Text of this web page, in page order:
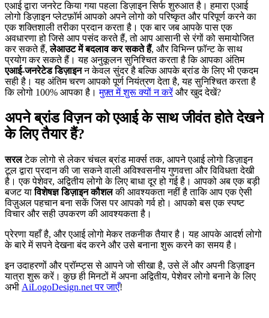
एआई द्वारा जनरेट किया गया पहला डिज़ाइन सिर्फ शुरुआत है। हमारा एआई
लोगो डिज़ाइन प्लेटफ़ॉर्म आपको अपने लोगो को परिष्कृत और परिपूर्ण करने का
एक शक्तिशाली तरीका प्रदान करता है। एक बार जब आपके पास एक
अवधारणा हो जिसे आप पसंद करते हैं, तो आप आसानी से रंगों को समायोजित
कर सकते हैं,लेआउट में बदलाव कर सकते हैं, और विभिन्न फ़ॉन्ट के साथ
प्रयोग कर सकते हैं। यह अनुकूलन सुनिश्चित करता है कि आपका अंतिम
एआई-जनरेटेड डिज़ाइनन केवल सुंदर है बल्कि आपके ब्रांड के लिए भी एकदम
सही है। यह अंतिम चरण आपको पूर्ण नियंत्रण देता है, यह सुनिश्चित करता है
कि लोगो 100% आपका है।मुफ़्त में शुरू क्यों न करेंऔर खुद देखें?
अपने ब्रांड विज़न को एआई के साथ जीवंत होते देखने
के लिए तैयार हैं?
सरलटेक लोगो से लेकर चंचल ब्रांड मार्क्स तक, आपने एआई लोगो डिज़ाइन
टूल द्वारा प्रदान की जा सकने वाली अविश्वसनीय गुणवत्ता और विविधता देखी
है। एक पेशेवर, अद्वितीय लोगो के लिए बाधा दूर हो गई है। आपको अब एक बड़ी
बजट याविशेषज्ञ डिज़ाइन कौशलकी आवश्यकता नहीं है ताकि आप एक ऐसी
विज़ुअल पहचान बना सकें जिस पर आपको गर्व हो। आपको बस एक स्पष्ट
विचार और सही उपकरण की आवश्यकता है।
प्रेरणा यहाँ है, और एआई लोगो मेकर तकनीक तैयार है। यह आपके आदर्श लोगो
के बारे में सपने देखना बंद करने और उसे बनाना शुरू करने का समय है।
इन उदाहरणों और प्रॉम्प्ट्स से आपने जो सीखा है, उसे लें और अपनी डिज़ाइन
यात्रा शुरू करें। कुछ ही मिनटों में अपना अद्वितीय, पेशेवर लोगो बनाने के लिए
अभी AiLogoDesign.net पर जाएँ!